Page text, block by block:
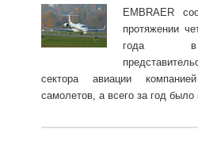
EMBRAER
протяжении
года в
сектора авиации
самолетов, а всего за год было